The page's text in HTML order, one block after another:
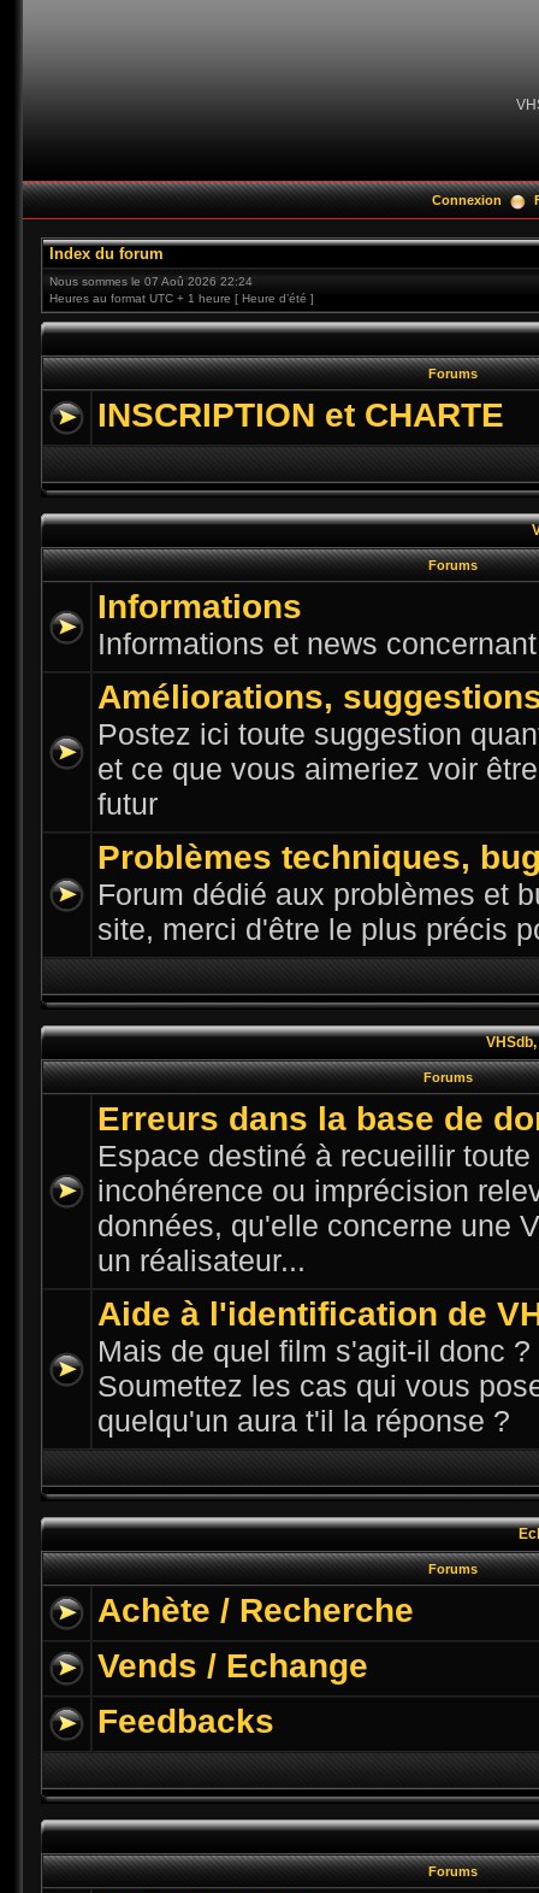
Connexion
Index du forum
Nous sommes le 07 Aoû 2026 22:24
Heures au format UTC + 1 heure [ Heure d’été ]
Forums
INSCRIPTION et CHARTE
Forums
Informations
Informations et news
Améliorations,
Postez ici toute suggestion
et ce que vous aimeriez voir
futur
Problèmes techniques,
Forum dédié aux problèmes et
site, merci d'être le plus précis
Forums
Erreurs dans la base de
Espace destiné à recueillir
incohérence ou imprécision
données, qu'elle concerne une
un réalisateur...
Aide à l'identification de
Mais de quel film s'agit-il donc
Soumettez les cas qui vous
quelqu'un aura t'il la réponse ?
Forums
Achète / Recherche
Vends / Echange
Feedbacks
Forums